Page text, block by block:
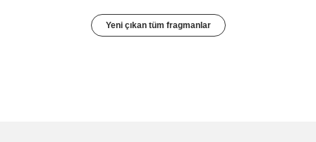
Yeni çıkan tüm fragmanlar